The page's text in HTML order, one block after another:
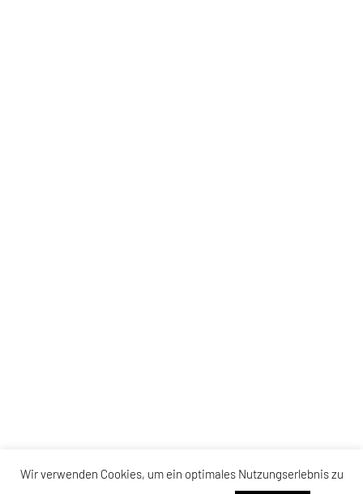
Wir verwenden Cookies, um ein optimales Nutzungserlebnis zu